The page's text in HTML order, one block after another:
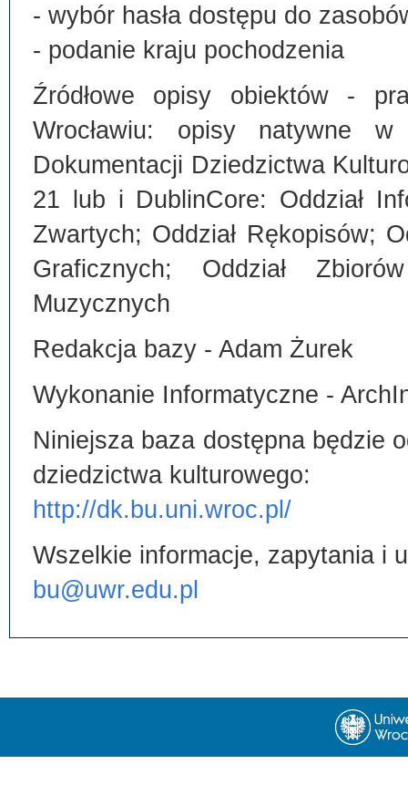
- wybór hasła dostępu do
- podanie kraju pochodzenia
Źródłowe opisy obiektów -
Wrocławiu: opisy natywne
Dokumentacji Dziedzictwa
21 lub i DublinCore: Oddział
Zwartych; Oddział Rękopisów;
Graficznych; Oddział
Muzycznych
Redakcja bazy - Adam Żurek
Wykonanie Informatyczne -
Niniejsza baza dostępna będzie
dziedzictwa kulturowego:
http://dk.bu.uni.wroc.pl/
Wszelkie informacje, zapytania i
bu@uwr.edu.pl